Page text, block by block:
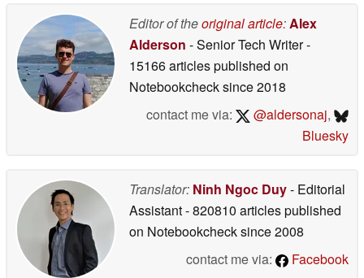
Editor of theoriginal article:Alex
Alderson - Senior Tech Writer-
15166 articles published on
Notebookchecksince 2018
contact me via:
@aldersonaj,
Bluesky
Translator: Ninh Ngoc Duy- Editorial
Assistant- 820810 articles published
on Notebookchecksince 2008
contact me via:
Facebook